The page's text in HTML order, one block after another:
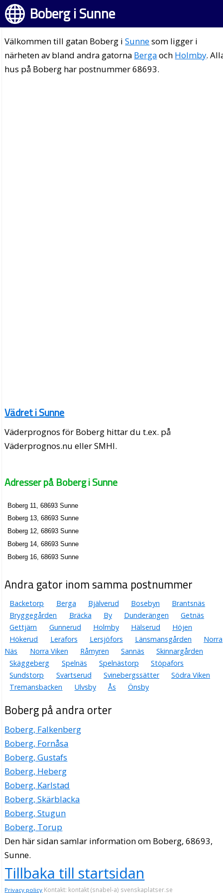
Boberg i Sunne
Välkommen till gatan Boberg iSunnesom ligger i
närheten av bland andra gatorna Bergaoch Holmby.
hus på Boberg har postnummer 68693.
Vädret i Sunne
Väderprognos för Boberg hittar du t.ex. på
Väderprognos.nu eller SMHI.
Adresser på Boberg i Sunne
Boberg 11, 68693 Sunne
Boberg 13, 68693 Sunne
Boberg 12, 68693 Sunne
Boberg 14, 68693 Sunne
Boberg 16, 68693 Sunne
Andra gator inom samma postnummer
Backetorp Berga Bjälverud Bosebyn
Brantsnäs
Bryggegården
Bräcka By Dunderängen
Getnäs
Gettjärn
Gunnerud Holmby Hälserud
Höjen
Hökerud
Lerafors Lersjöfors Länsmansgården
Norra
Näs
Norra Viken Råmyren Sannäs
Skinnargården
Skäggeberg
Spelnäs Spelnästorp
Stöpafors
Sundstorp
Svartserud Svinebergssätter
Södra Viken
Tremansbacken
Ulvsby Ås Önsby
Boberg på andra orter
Boberg, Falkenberg
Boberg, Fornåsa
Boberg, Gustafs
Boberg, Heberg
Boberg, Karlstad
Boberg, Skärblacka
Boberg, Stugun
Boberg, Torup
Den här sidan samlar information om Boberg, 68693,
Sunne.
Tillbaka till startsidan
Privacy policy Kontakt: kontakt (snabel-a) svenskaplatser.se